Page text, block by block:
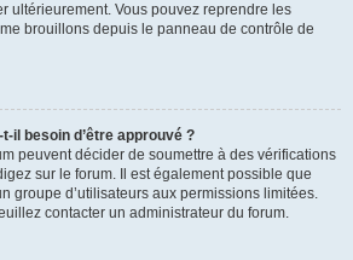
ultérieurement. Vous pouvez reprendre les
brouillons depuis le panneau de contrôle de
il besoin d’être approuvé ?
peuvent décider de soumettre à des vérifications
sur le forum. Il est également possible que
groupe d’utilisateurs aux permissions limitées.
contacter un administrateur du forum.